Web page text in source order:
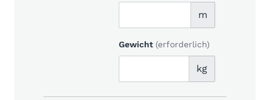
m
Gewicht (erforderlich)
kg